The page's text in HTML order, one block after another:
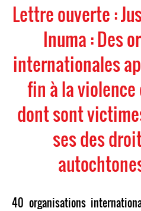
Lettre ouverte :
Inuma : Des
internationales
fin à la
dont sont
ses des
40 organisations